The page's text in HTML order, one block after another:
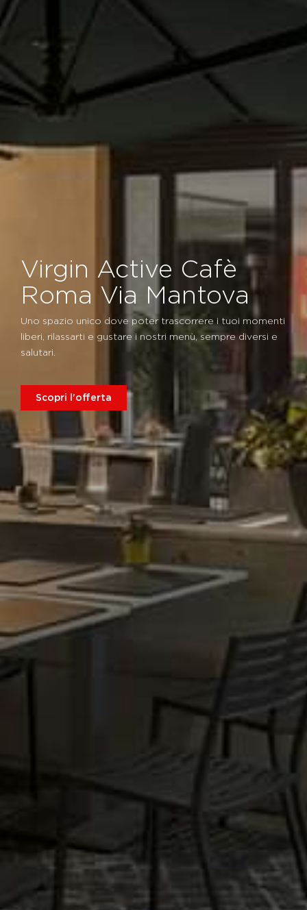
Virgin Active Cafè
Roma Via Mantova
Uno spazio unico dove poter trascorrere i tuoi momenti
liberi, rilassarti e gustare i nostri menù, sempre diversi e
salutari.
Scopri l'offerta